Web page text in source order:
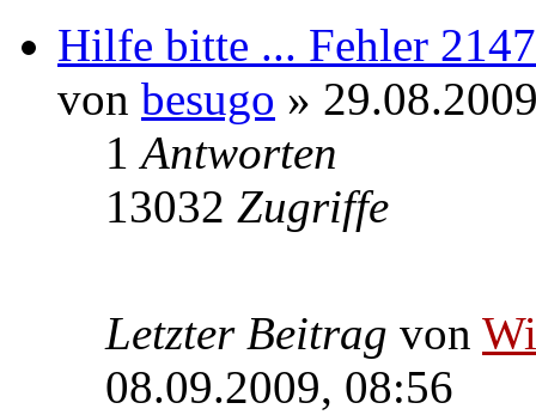
Hilfe bitte ... Fehler
von besugo »
1Antworten
13032 Zugriffe
Letzter Beitrag von
08.09.2009, 08:56